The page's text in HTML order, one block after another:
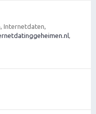
Internetdaten,
,